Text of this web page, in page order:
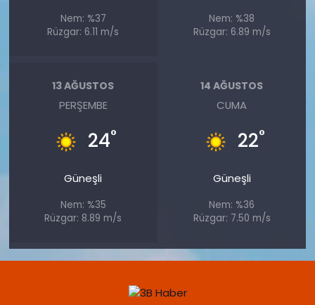
Nem: %37
Rüzgar: 6.11 m/s
Nem: %38
Rüzgar: 6.89 m/s
13 AĞUSTOS
PERŞEMBE
24°
Güneşli
Nem: %35
Rüzgar: 8.89 m/s
14 AĞUSTOS
CUMA
22°
Güneşli
Nem: %36
Rüzgar: 7.50 m/s